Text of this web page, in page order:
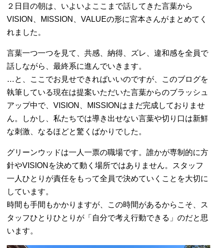
２日目の朝は、いよいよここまで話してきた言葉から
VISION、MISSION、VALUEの形に宮本さんがまとめてく
れました。
言葉一つ一つを見て、共感、納得、ズレ、違和感を全員で
話しながら、最終系に進んでいきます。
…と、ここでお見せできればいいのですが、このブログを
執筆している現在は提案いただいた言葉からのブラッシュ
アップ中で、VISION、MISSIONはまだ完成しておりませ
ん。しかし、私たちでは導き出せない言葉や切り口は新鮮
な刺激、なるほどと驚くばかりでした。
グリーンウッドは一人一票の職場です。誰かが専制的に方
針やVISIONを決めて動く場所ではありません。スタッフ
一人ひとりが責任をもって全員で決めていくことを大切に
しています。
時間も手間もかかりますが、この時間があるからこそ、ス
タッフひとりひとりが「自分で考え行動できる」のだと思
います。